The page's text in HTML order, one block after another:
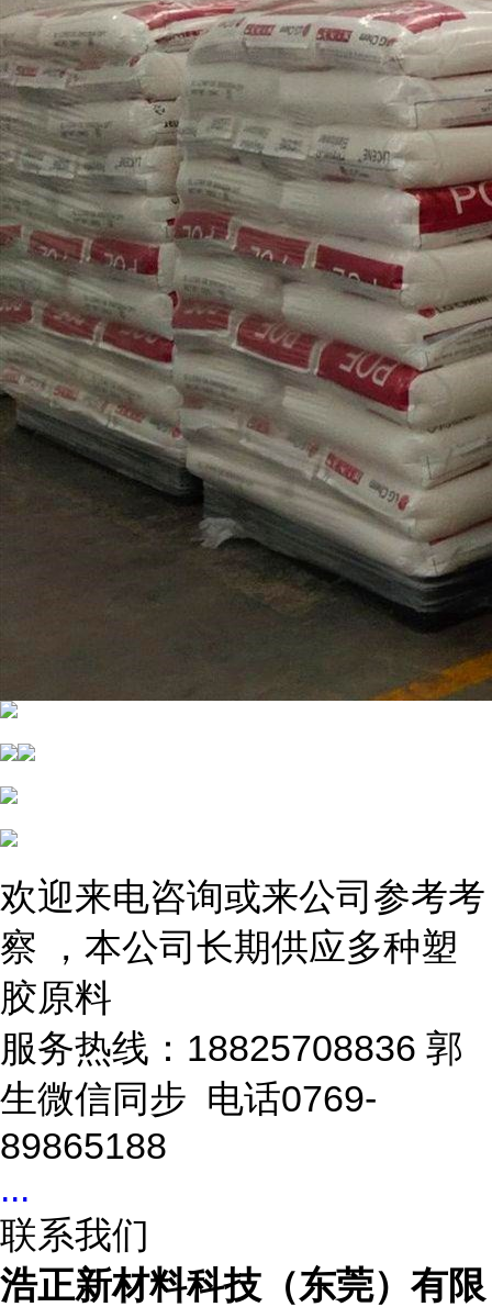
欢迎来电咨询或来公司参考考
察 ，本公司长期供应多种塑
胶原料
服务热线：18825708836 郭
生微信同步 电话0769-
89865188
...
联系我们
浩正新材料科技（东莞）有限